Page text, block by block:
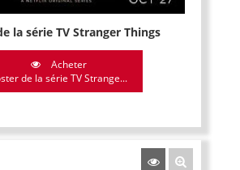
la série TV Stranger Things
Acheter
de la série TV Strange...